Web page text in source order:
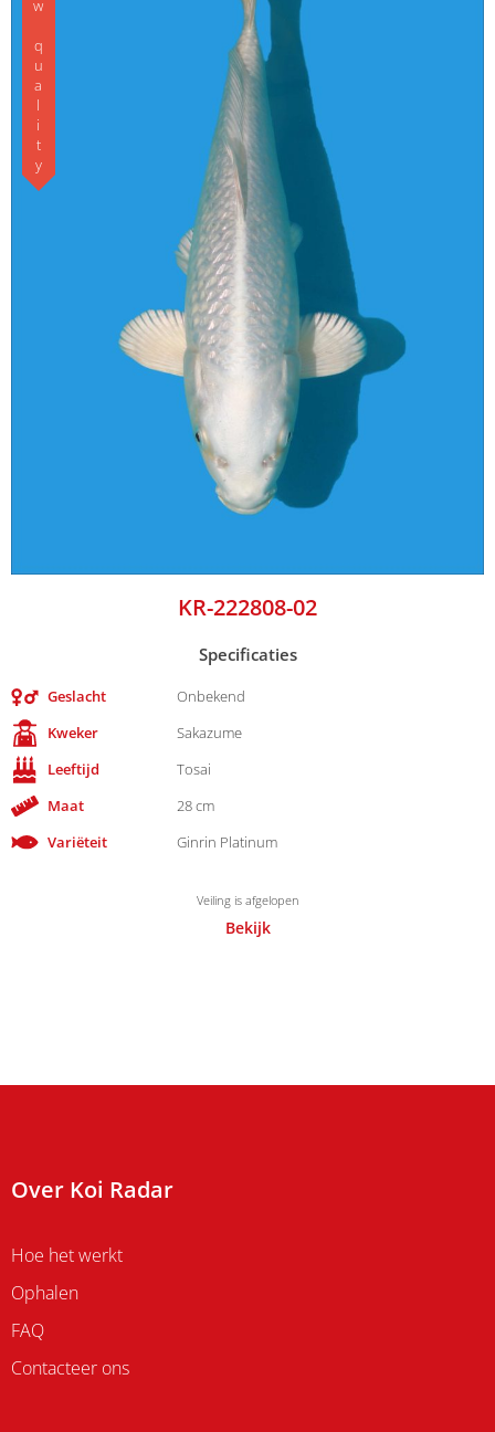
KR-222808-02
Specificaties
Geslacht
Onbekend
Kweker
Sakazume
Leeftijd
Tosai
Maat
28 cm
Variëteit
Ginrin Platinum
Veiling is afgelopen
Bekijk
Over Koi Radar
Hoe het werkt
Ophalen
FAQ
Contacteer ons